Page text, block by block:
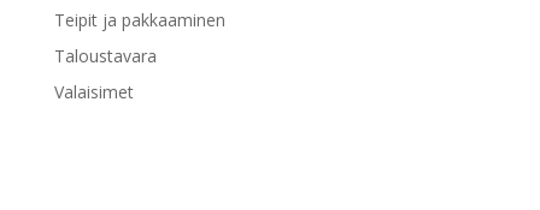
Teipit ja pakkaaminen
Taloustavara
Valaisimet